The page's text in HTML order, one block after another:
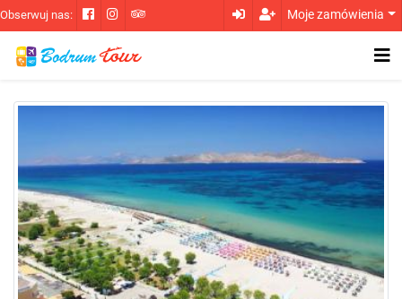
Obserwuj nas: Moje zamówienia